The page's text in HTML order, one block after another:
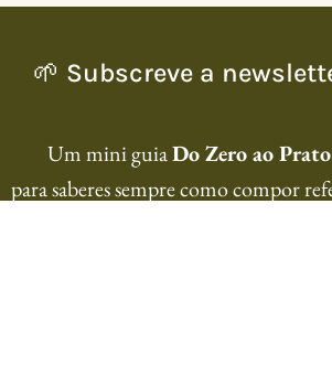
🌱 Subscreve a
Um mini guiaDo Zero ao Prato
para saberes sempre como compor